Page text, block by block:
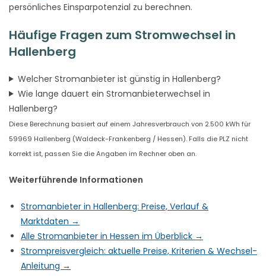
persönliches Einsparpotenzial zu berechnen.
Häufige Fragen zum Stromwechsel in
Hallenberg
Welcher Stromanbieter ist günstig in Hallenberg?
Wie lange dauert ein Stromanbieterwechsel in
Hallenberg?
Diese Berechnung basiert auf einem Jahresverbrauch von 2.500 kWh für
59969 Hallenberg (Waldeck-Frankenberg / Hessen). Falls die PLZ nicht
korrekt ist, passen Sie die Angaben im Rechner oben an.
Weiterführende Informationen
Stromanbieter in Hallenberg: Preise, Verlauf &
Marktdaten →
Alle Stromanbieter in Hessen im Überblick →
Strompreisvergleich: aktuelle Preise, Kriterien & Wechsel-
Anleitung →